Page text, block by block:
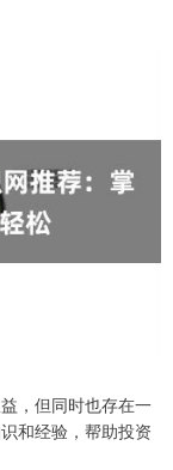
，但同时也存在一
和经验，帮助投资